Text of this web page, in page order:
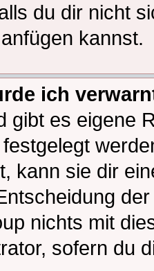
du dir nicht
kannst.
ich
gibt es eigene
kann sie dir
nichts mit
sofern du